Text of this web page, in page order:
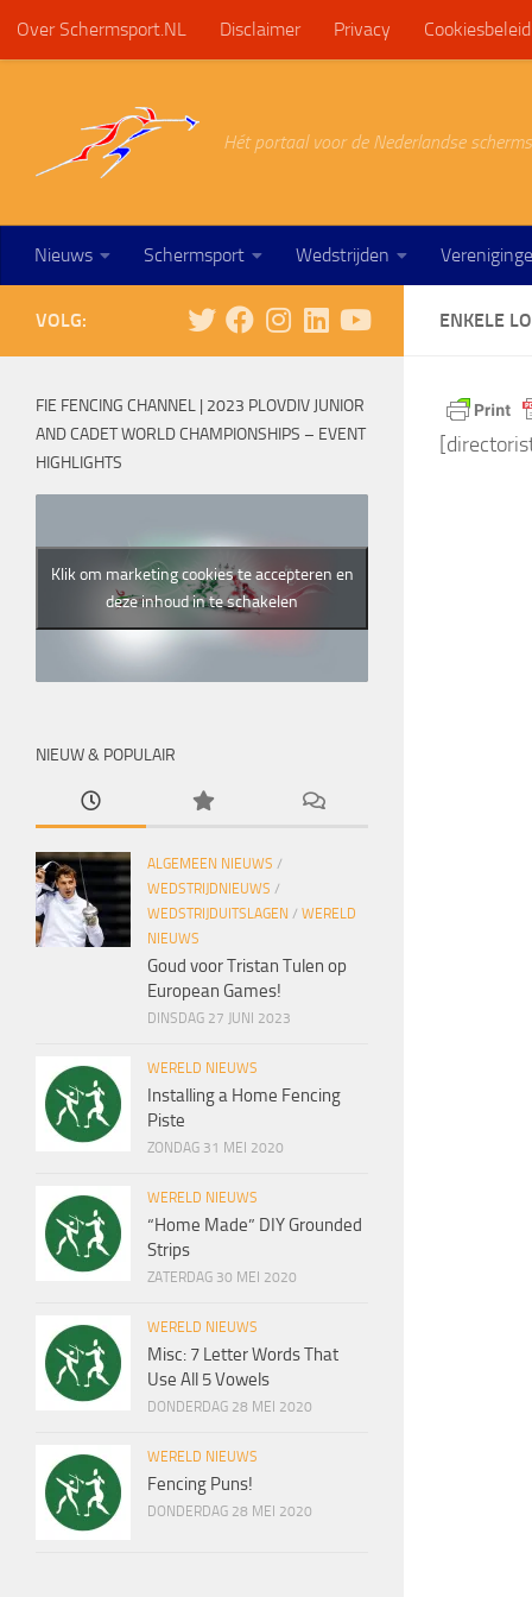
Doorgaan naar inhoud
Over Schermsport.NL Disclaimer Privacy
Hét portaal voor de Nederlandse
Nieuws Schermsport Wedstrijden
ENKELE
VOLG:
FIE FENCING CHANNEL | 2023 PLOVDIV JUNIOR
AND CADET WORLD CHAMPIONSHIPS – EVENT
HIGHLIGHTS
Klik om marketing cookies te accepteren en
deze inhoud in te schakelen
NIEUW & POPULAIR
ALGEMEEN NIEUWS /
WEDSTRIJDNIEUWS /
WEDSTRIJDUITSLAGEN / WERELD
NIEUWS
Goud voor Tristan Tulen op
European Games!
DINSDAG 27 JUNI 2023
WERELD NIEUWS
Installing a Home Fencing
Piste
ZONDAG 31 MEI 2020
WERELD NIEUWS
“Home Made” DIY Grounded
Strips
ZATERDAG 30 MEI 2020
WERELD NIEUWS
Misc: 7 Letter Words That
Use All 5 Vowels
DONDERDAG 28 MEI 2020
WERELD NIEUWS
Fencing Puns!
DONDERDAG 28 MEI 2020